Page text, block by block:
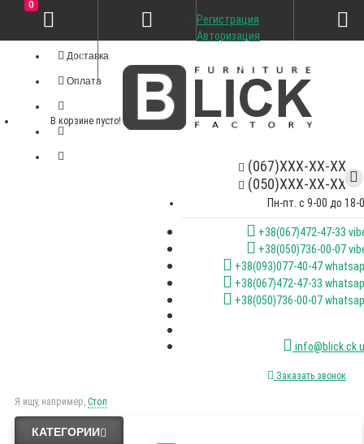
Доставка
Оплата
(067)XXX-XX-XX
(050)XXX-XX-XX
Пн-пт. с 9-00 до 18-
+38(067)472-47-33
+38(050)736-00-07
+38(093)077-40-47
+38(067)472-47-33
+38(050)736-00-07
Заказать звонок
Я ищу, например, Стол
Регистрация
Авторизация
0
В корзине пусто!
КАТЕГОРИИ